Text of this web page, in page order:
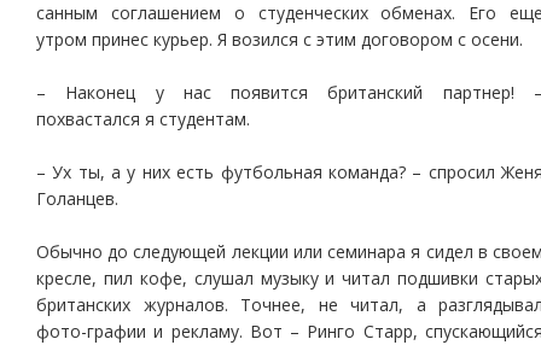
санным соглашением о студенческих обменах. Его
утром принес курьер. Я возился с этим договором с осени.
– Наконец у нас появится британский партнер!
похвастался я студентам.
– Ух ты, а у них есть футбольная команда? – спросил
Голанцев.
Обычно до следующей лекции или семинара я сидел в
кресле, пил кофе, слушал музыку и читал подшивки
британских журналов. Точнее, не читал, а
фото-графии и рекламу. Вот – Ринго Старр,